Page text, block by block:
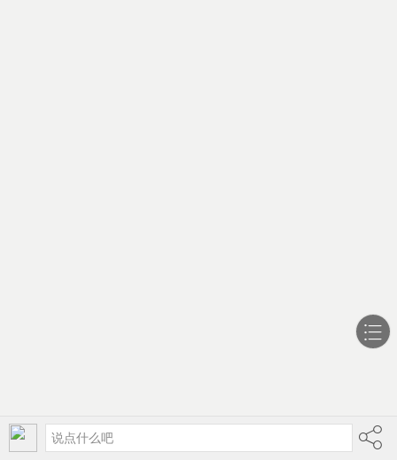
说点什么吧
社区 网课 发帖 导航站 我的